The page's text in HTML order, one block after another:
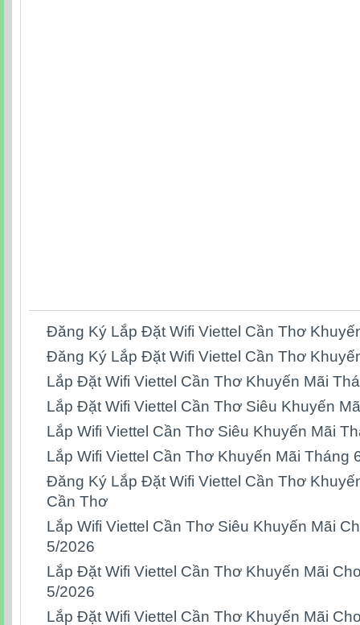
Đăng Ký Lắp Đặt Wifi Viettel Cần Thơ
Đăng Ký Lắp Đặt Wifi Viettel Cần Thơ
Lắp Đặt Wifi Viettel Cần Thơ Khuyến Mãi
Lắp Đặt Wifi Viettel Cần Thơ Siêu Khuyến
Lắp Wifi Viettel Cần Thơ Siêu Khuyến Mãi
Lắp Wifi Viettel Cần Thơ Khuyến Mãi Tháng
Đăng Ký Lắp Đặt Wifi Viettel Cần Thơ
Cần Thơ
Lắp Wifi Viettel Cần Thơ Siêu Khuyến Mãi
5/2026
Lắp Đặt Wifi Viettel Cần Thơ Khuyến Mãi
5/2026
Lắp Đặt Wifi Viettel Cần Thơ Khuyến Mãi